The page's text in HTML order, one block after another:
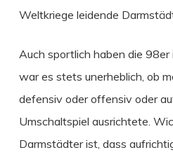
Weltkriege leidende
Auch sportlich haben die
war es stets unerheblich, ob
defensiv oder offensiv oder
Umschaltspiel ausrichtete.
Darmstädter ist, dass